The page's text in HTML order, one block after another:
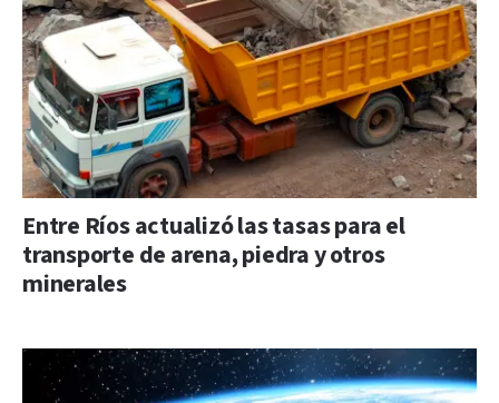
Entre Ríos actualizó las tasas para el
transporte de arena, piedra y otros
minerales